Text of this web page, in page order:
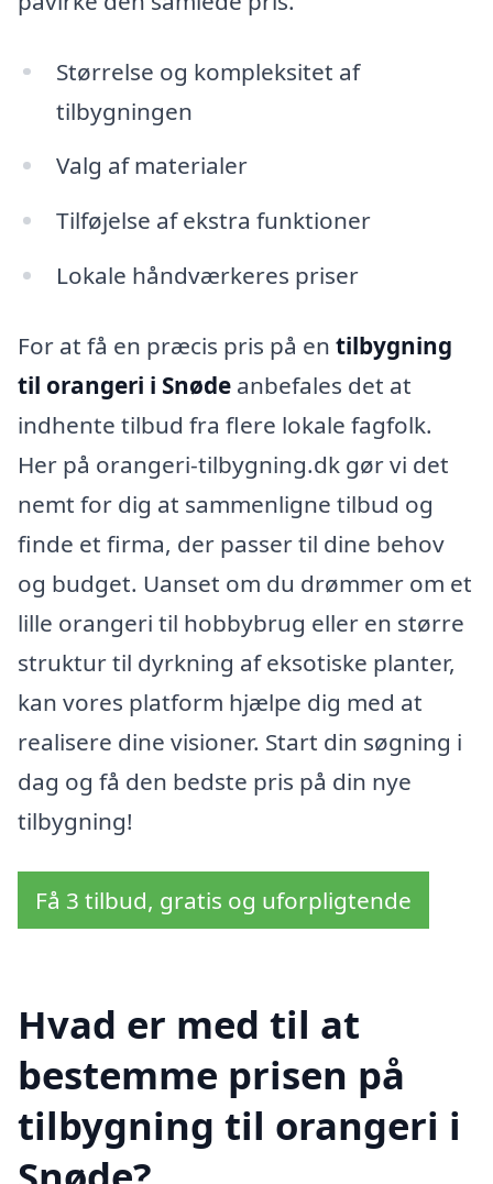
Størrelse og kompleksitet af
tilbygningen
Valg af materialer
Tilføjelse af ekstra funktioner
Lokale håndværkeres priser
For at få en præcis pris på en tilbygning
til orangeri i Snøde anbefales det at
indhente tilbud fra flere lokale fagfolk.
Her på orangeri-tilbygning.dk gør vi det
nemt for dig at sammenligne tilbud og
finde et firma, der passer til dine behov
og budget. Uanset om du drømmer om et
lille orangeri til hobbybrug eller en større
struktur til dyrkning af eksotiske planter,
kan vores platform hjælpe dig med at
realisere dine visioner. Start din søgning i
dag og få den bedste pris på din nye
tilbygning!
Få 3 tilbud, gratis og uforpligtende
Hvad er med til at
bestemme prisen på
tilbygning til orangeri i